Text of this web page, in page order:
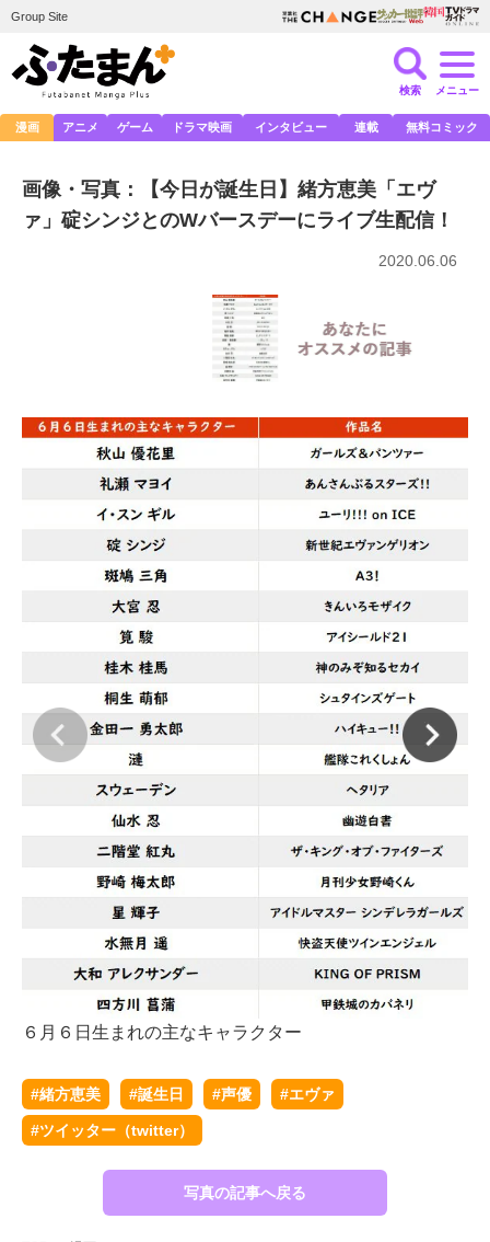
Group Site
検索 メニュー
漫画 アニメ ゲーム ドラマ映画 インタビュー 連載 無料コミック
画像・写真：【今日が誕生日】緒方恵美「エヴ
ァ」碇シンジとのWバースデーにライブ生配信！
2020.06.06
６月６日生まれの主なキャラクター
#緒方恵美 #誕生日 #声優 #エヴァ
#ツイッター（twitter）
写真の記事へ戻る